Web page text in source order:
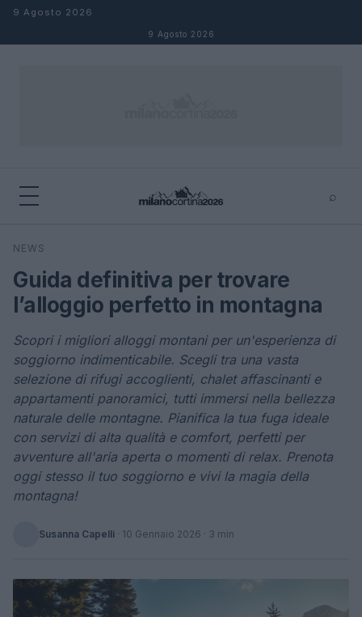
Salta al contenuto
9 Agosto 2026
9 Agosto 2026
⌕
Cerca
NEWS
Guida definitiva per trovare
l’alloggio perfetto in montagna
Scopri i migliori alloggi montani per un'esperienza di
soggiorno indimenticabile. Scegli tra una vasta
selezione di rifugi accoglienti, chalet affascinanti e
appartamenti panoramici, tutti immersi nella bellezza
naturale delle montagne. Pianifica la tua fuga ideale
con servizi di alta qualità e comfort, perfetti per
avventure all'aria aperta o momenti di relax. Prenota
oggi stesso il tuo soggiorno e vivi la magia della
montagna!
Susanna Capelli · 10 Gennaio 2026 · 3 min